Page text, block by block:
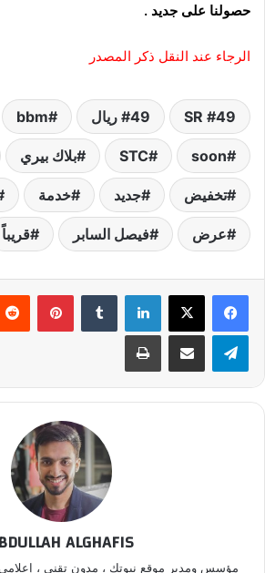
حصولنا على جديد .
الرجاء عند النقل ذكر المصدر
49 SR 49 ريال bbm
soon
STC بلاك بيري
تخفيض جديد خدمة
عرض فيصل السابر قريباً
لينكدإن بينتيريست
ALGHAFIS
مؤسس ومدير موقع نيوتك ، مدون تقني ،